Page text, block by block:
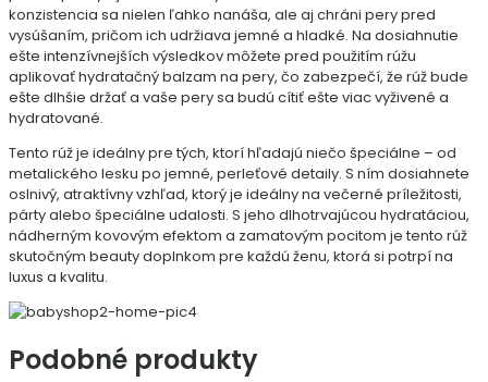
konzistencia sa nielen ľahko nanáša, ale aj chráni pery pred
vysúšaním, pričom ich udržiava jemné a hladké. Na dosiahnutie
ešte intenzívnejších výsledkov môžete pred použitím rúžu
aplikovať hydratačný balzam na pery, čo zabezpečí, že rúž bude
ešte dlhšie držať a vaše pery sa budú cítiť ešte viac vyživené a
hydratované.
Tento rúž je ideálny pre tých, ktorí hľadajú niečo špeciálne – od
metalického lesku po jemné, perleťové detaily. S ním dosiahnete
oslnivý, atraktívny vzhľad, ktorý je ideálny na večerné príležitosti,
párty alebo špeciálne udalosti. S jeho dlhotrvajúcou hydratáciou,
nádherným kovovým efektom a zamatovým pocitom je tento rúž
skutočným beauty doplnkom pre každú ženu, ktorá si potrpí na
luxus a kvalitu.
Podobné produkty